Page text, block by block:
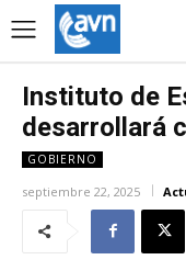
Instituto de
desarrollará
GOBIERNO
septiembre 22, 2025